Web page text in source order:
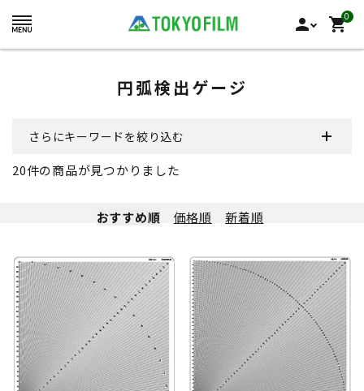
person 0
shopping_cart
円弧検出ゲージ
さらにキーワードを絞り込む
20件の商品が見つかりました
おすすめ順 価格順 新着順